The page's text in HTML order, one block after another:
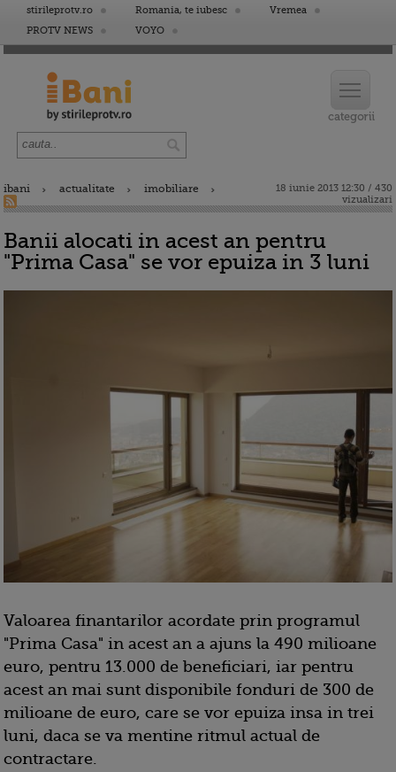
stirileprotv.ro Romania, te iubesc
Vremea
PROTV NEWS
VOYO
ibani actualitate imobiliare
18 iunie 2013 12:30 / 430
vizualizari
Banii alocati in acest an pentru
"Prima Casa" se vor epuiza in 3 luni
Valoarea finantarilor acordate prin programul
"Prima Casa" in acest an a ajuns la 490 milioane
euro, pentru 13.000 de beneficiari, iar pentru
acest an mai sunt disponibile fonduri de 300 de
milioane de euro, care se vor epuiza insa in trei
luni, daca se va mentine ritmul actual de
contractare.